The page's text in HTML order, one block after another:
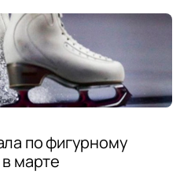
по фигурному
марте